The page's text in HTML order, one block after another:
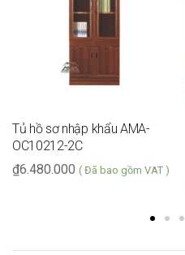
Tủ hồ sơ nhập khẩu AMA-
OC10212-2C
6.480.000
₫ ( Đã bao gồm VAT )